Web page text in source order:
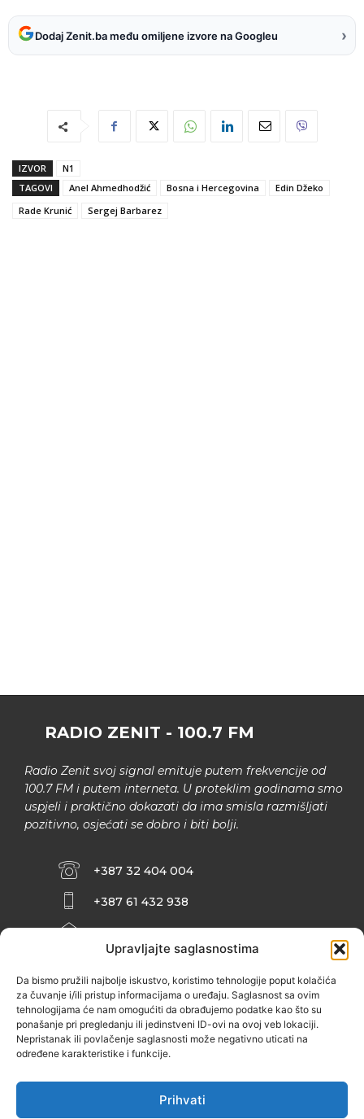
Upravljajte saglasnostima
Da bismo pružili najbolje iskustvo, koristimo tehnologije poput kolačića
za čuvanje i/ili pristup informacijama o uređaju. Saglasnost sa ovim
tehnologijama će nam omogućiti da obrađujemo podatke kao što su
ponašanje pri pregledanju ili jedinstveni ID-ovi na ovoj veb lokaciji.
Nepristanak ili povlačenje saglasnosti može negativno uticati na
određene karakteristike i funkcije.
Prihvati
Dodaj Zenit.ba među omiljene izvore na Googleu ›
IZVOR
N1
TAGOVI
Anel Ahmedhodžić Bosna i Hercegovina
Edin Džeko
Rade Krunić
Sergej Barbarez
RADIO ZENIT - 100.7 FM
Radio Zenit svoj signal emituje putem frekvencije od
100.7 FM i putem interneta. U proteklim godinama smo
uspjeli i praktično dokazati da ima smisla razmišljati
pozitivno, osjećati se dobro i biti bolji.
+387 32 404 004
+387 61 432 938
ZENIČANKA, 3. SPRAT), 72000 ZENICA